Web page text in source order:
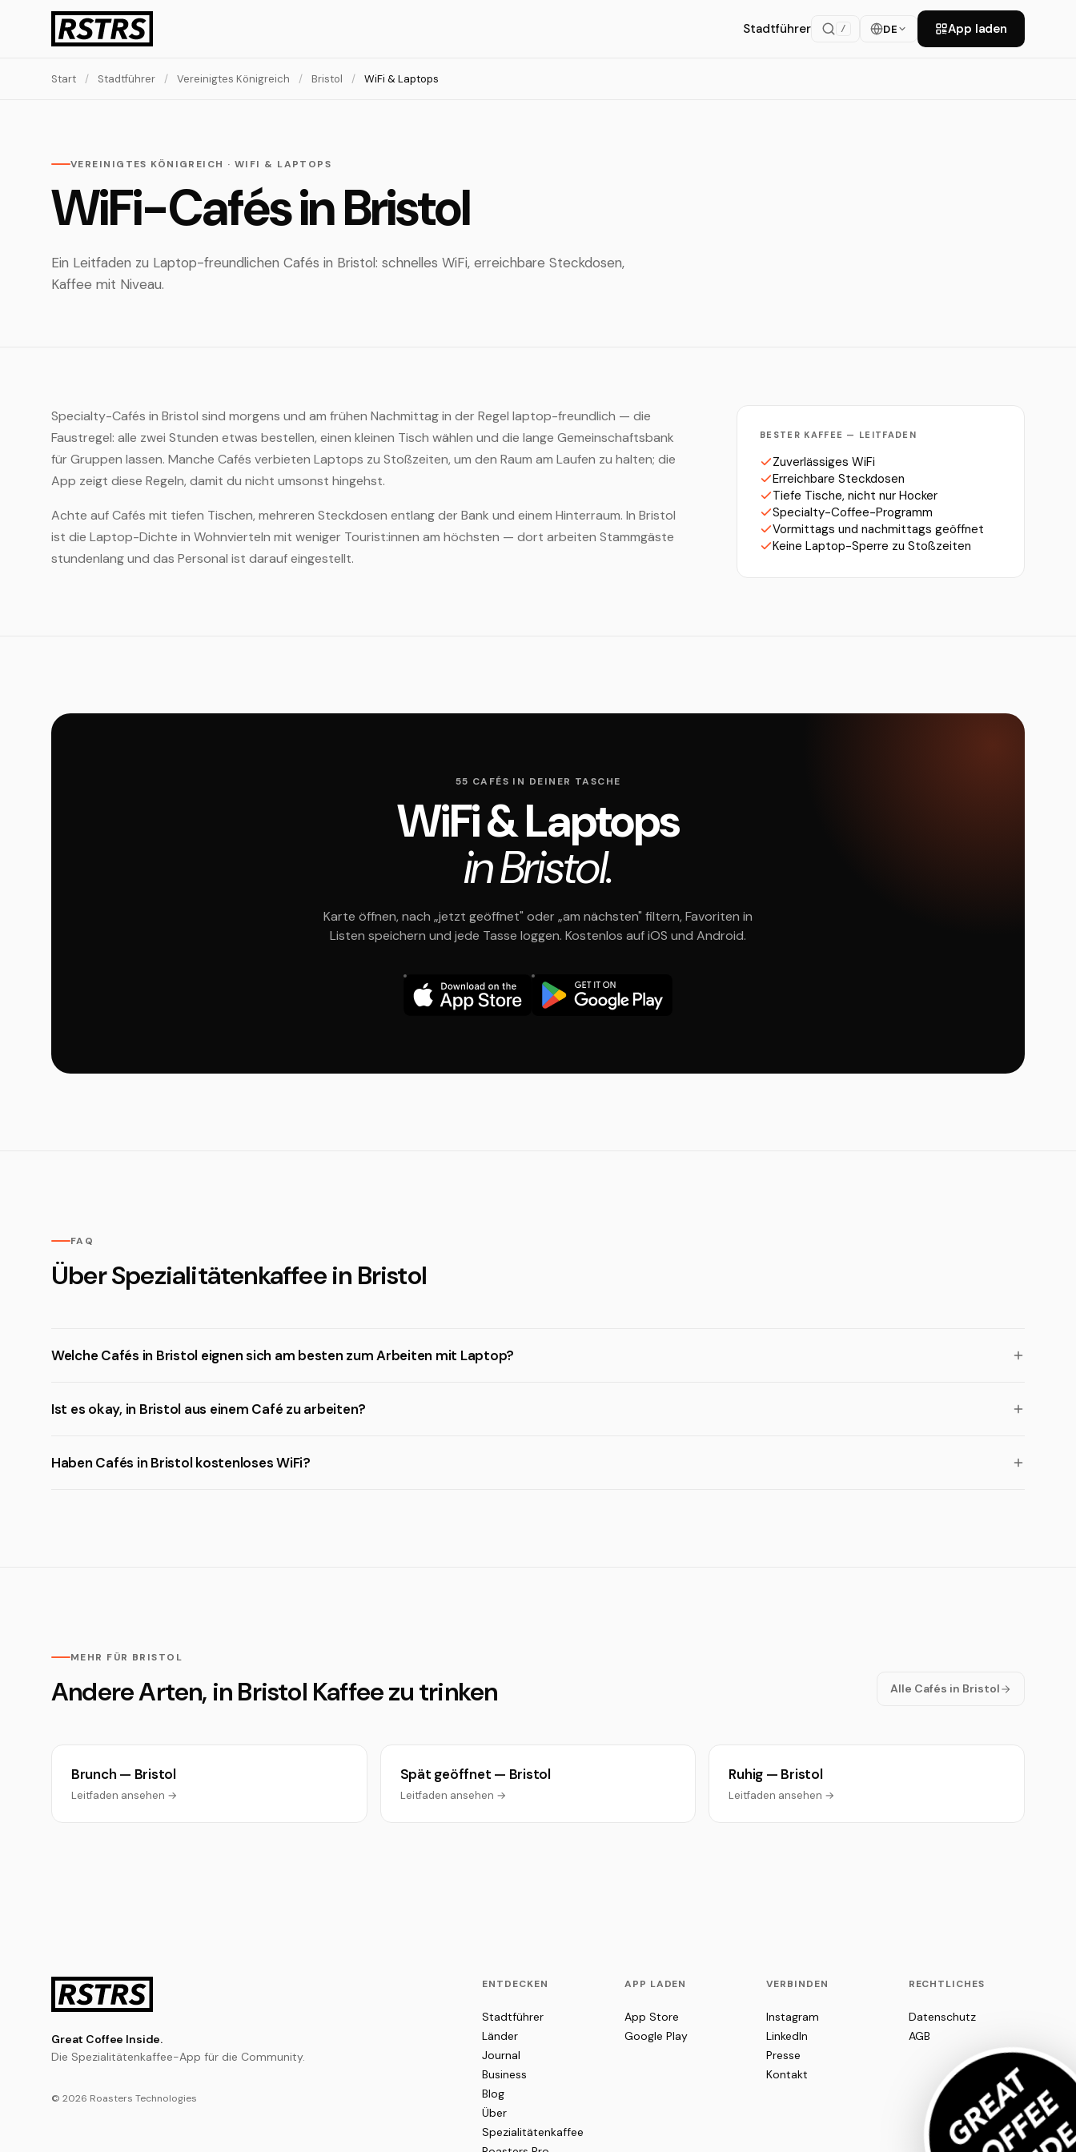
Stadtführer / DE App laden
Start / Stadtführer / Vereinigtes Königreich / Bristol / WiFi & Laptops
VEREINIGTES KÖNIGREICH · WIFI & LAPTOPS
WiFi-Cafés in Bristol
Ein Leitfaden zu Laptop-freundlichen Cafés in Bristol: schnelles WiFi, erreichbare Steckdosen,
Kaffee mit Niveau.
Specialty-Cafés in Bristol sind morgens und am frühen Nachmittag in der Regel laptop-freundlich — die
Faustregel: alle zwei Stunden etwas bestellen, einen kleinen Tisch wählen und die lange Gemeinschaftsbank
für Gruppen lassen. Manche Cafés verbieten Laptops zu Stoßzeiten, um den Raum am Laufen zu halten; die
App zeigt diese Regeln, damit du nicht umsonst hingehst.
Achte auf Cafés mit tiefen Tischen, mehreren Steckdosen entlang der Bank und einem Hinterraum. In Bristol
ist die Laptop-Dichte in Wohnvierteln mit weniger Tourist:innen am höchsten — dort arbeiten Stammgäste
stundenlang und das Personal ist darauf eingestellt.
BESTER KAFFEE — LEITFADEN
Zuverlässiges WiFi
Erreichbare Steckdosen
Tiefe Tische, nicht nur Hocker
Specialty-Coffee-Programm
Vormittags und nachmittags geöffnet
Keine Laptop-Sperre zu Stoßzeiten
55 CAFÉS IN DEINER TASCHE
WiFi & Laptops
in Bristol.
Karte öffnen, nach „jetzt geöffnet" oder „am nächsten" filtern, Favoriten in
Listen speichern und jede Tasse loggen. Kostenlos auf iOS und Android.
FAQ
Über Spezialitätenkaffee in Bristol
Welche Cafés in Bristol eignen sich am besten zum Arbeiten mit Laptop?
Ist es okay, in Bristol aus einem Café zu arbeiten?
Haben Cafés in Bristol kostenloses WiFi?
MEHR FÜR BRISTOL
Andere Arten, in Bristol Kaffee zu trinken Alle Cafés in Bristol
Brunch — Bristol
Leitfaden ansehen →
Spät geöffnet — Bristol
Leitfaden ansehen →
Ruhig — Bristol
Leitfaden ansehen →
Great Coffee Inside.
Die Spezialitätenkaffee-App für die Community.
© 2026 Roasters Technologies
ENTDECKEN
Stadtführer
Länder
Journal
Business
Blog
Über
Spezialitätenkaffee
APP LADEN
App Store
Google Play
VERBINDEN
Instagram
LinkedIn
Presse
Kontakt
RECHTLICHES
Datenschutz
AGB